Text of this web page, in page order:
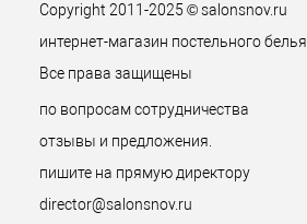
Copyright 2011-2025 © salonsnov.ru
интернет-магазин постельного белья.
Все права защищены
по вопросам сотрудничества
отзывы и предложения.
пишите на прямую директору
director@salonsnov.ru